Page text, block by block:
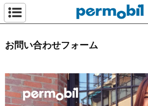
お問い合わせフォーム